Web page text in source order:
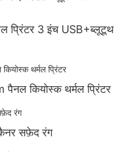
प्रिंटर 3 इंच USB+ब्लूटूथ
कियोस्क थर्मल प्रिंटर
सफ़ेद रंग